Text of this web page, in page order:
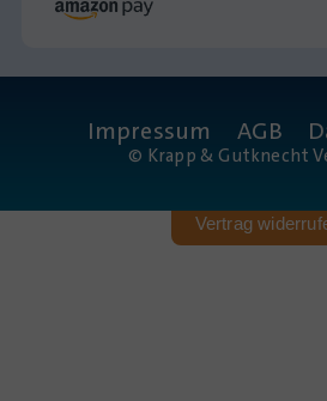
Impressum AGB
© Krapp & Gutknecht
Vertrag